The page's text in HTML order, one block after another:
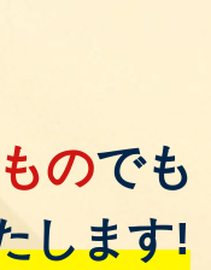
のでも
します!